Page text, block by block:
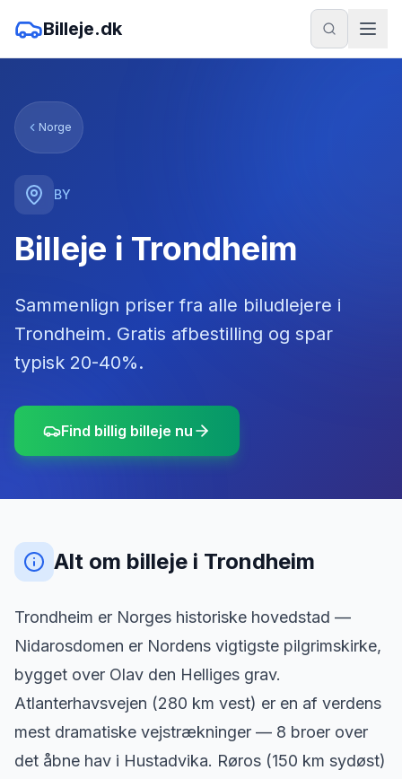
Billeje.dk
Norge
BY
Billeje i Trondheim
Sammenlign priser fra alle biludlejere i
Trondheim. Gratis afbestilling og spar
typisk 20-40%.
Find billig billeje nu
Alt om billeje i Trondheim
Trondheim er Norges historiske hovedstad —
Nidarosdomen er Nordens vigtigste pilgrimskirke,
bygget over Olav den Helliges grav.
Atlanterhavsvejen (280 km vest) er en af verdens
mest dramatiske vejstrækninger — 8 broer over
det åbne hav i Hustadvika. Røros (150 km sydøst)